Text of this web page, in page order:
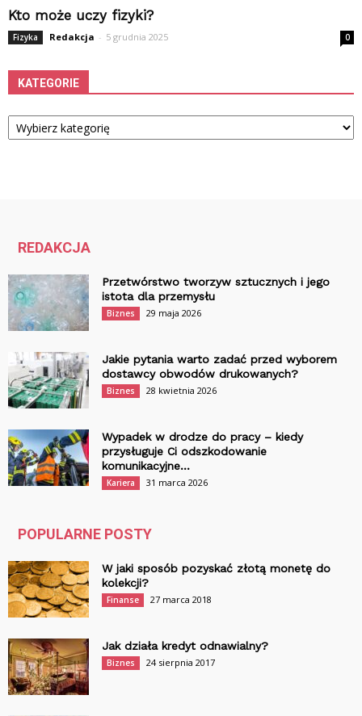
Kto może uczy fizyki?
Fizyka Redakcja - 5 grudnia 2025 0
KATEGORIE
Kategorie
REDAKCJA
Przetwórstwo tworzyw sztucznych i jego
istota dla przemysłu
Biznes 29 maja 2026
Jakie pytania warto zadać przed wyborem
dostawcy obwodów drukowanych?
Biznes 28 kwietnia 2026
Wypadek w drodze do pracy – kiedy
przysługuje Ci odszkodowanie
komunikacyjne...
Kariera 31 marca 2026
POPULARNE POSTY
W jaki sposób pozyskać złotą monetę do
kolekcji?
Finanse 27 marca 2018
Jak działa kredyt odnawialny?
Biznes 24 sierpnia 2017